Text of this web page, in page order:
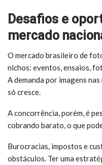
Desafios e
mercado
O mercado brasileiro de
nichos: eventos, ensaios,
A demanda por imagens
só cresce.
A concorrência, porém, é
cobrando barato, o que
Burocracias, impostos e
obstáculos. Ter uma